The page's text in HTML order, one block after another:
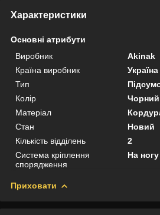
Характеристики
Основні атрибути
Виробник
Akinak
Країна виробник
Україна
Тип
Колір
Чорний
Матеріал
Стан
Новий
Кількість відділень
2
Система кріплення
спорядження
На ногу
Приховати